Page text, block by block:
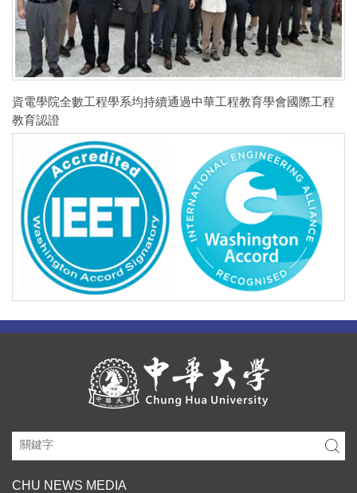
資電學院全數工程學系均持續通過中華工程教育學會國際工程
教育認證
CHU NEWS MEDIA